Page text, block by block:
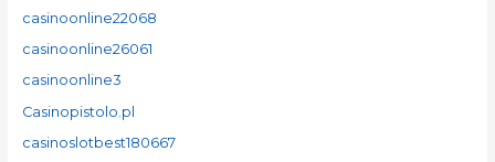
casinoonline22068
casinoonline26061
casinoonline3
Casinopistolo.pl
casinoslotbest180667